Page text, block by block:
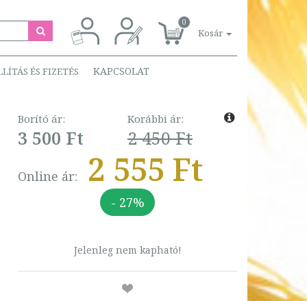
0
Kosár
ÉS FIZETÉS KAPCSOLAT
Borító ár:
3 500 Ft
Korábbi ár:
2 450 Ft
Online ár: 2 555 Ft
- 27%
Jelenleg nem kapható!